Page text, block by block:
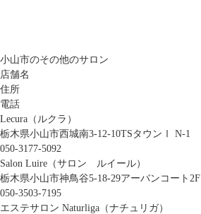
小山市のその他のサロン
店舗名
住所
電話
Lecura（ルクラ）
栃木県小山市西城南3-12-10TSタウンⅠ N-1
050-3177-5092
Salon Luire（サロン ルイール）
栃木県小山市神鳥谷5-18-29アーバンコート2F
050-3503-7195
エステサロン Naturliga（ナチュリガ）